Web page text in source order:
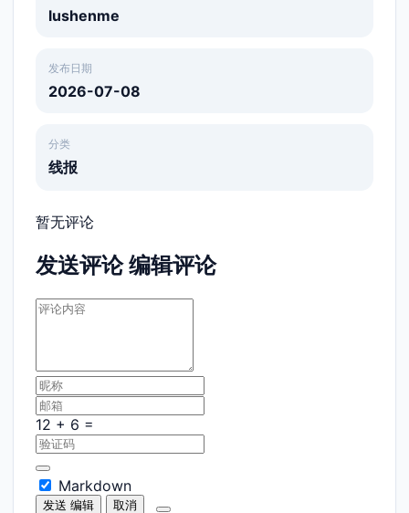
lushenme
发布日期
2026-07-08
分类
线报
暂无评论
发送评论 编辑评论
Markdown
发送 编辑 取消